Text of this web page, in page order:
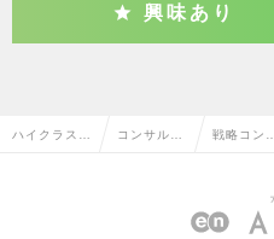
興味あり
ハイクラス求 コンサルタ 戦略コンサ